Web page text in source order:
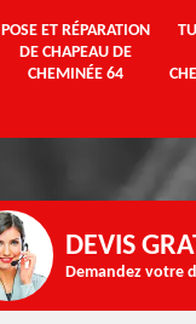
POSE ET RÉPARATION
DE CHAPEAU DE
CHEMINÉE 64
DEVIS
Demandez votre